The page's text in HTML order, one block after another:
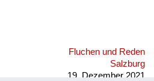
Fluchen und Reden
Salzburg
19. Dezember 2021